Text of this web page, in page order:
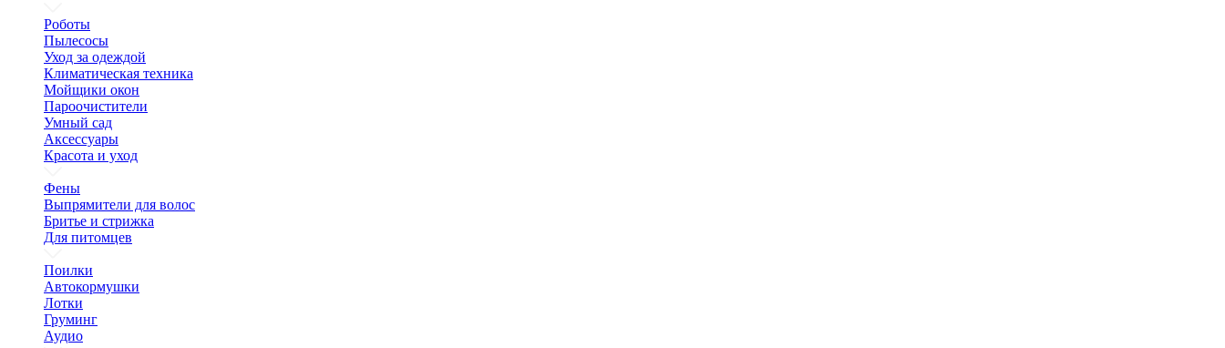
Роботы
Пылесосы
Уход за одеждой
Климатическая техника
Мойщики окон
Пароочистители
Умный сад
Аксессуары
Красота и уход
Фены
Выпрямители для волос
Бритье и стрижка
Для питомцев
Поилки
Автокормушки
Лотки
Груминг
Аудио